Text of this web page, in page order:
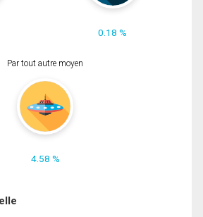
0.18 %
Par tout autre moyen
4.58 %